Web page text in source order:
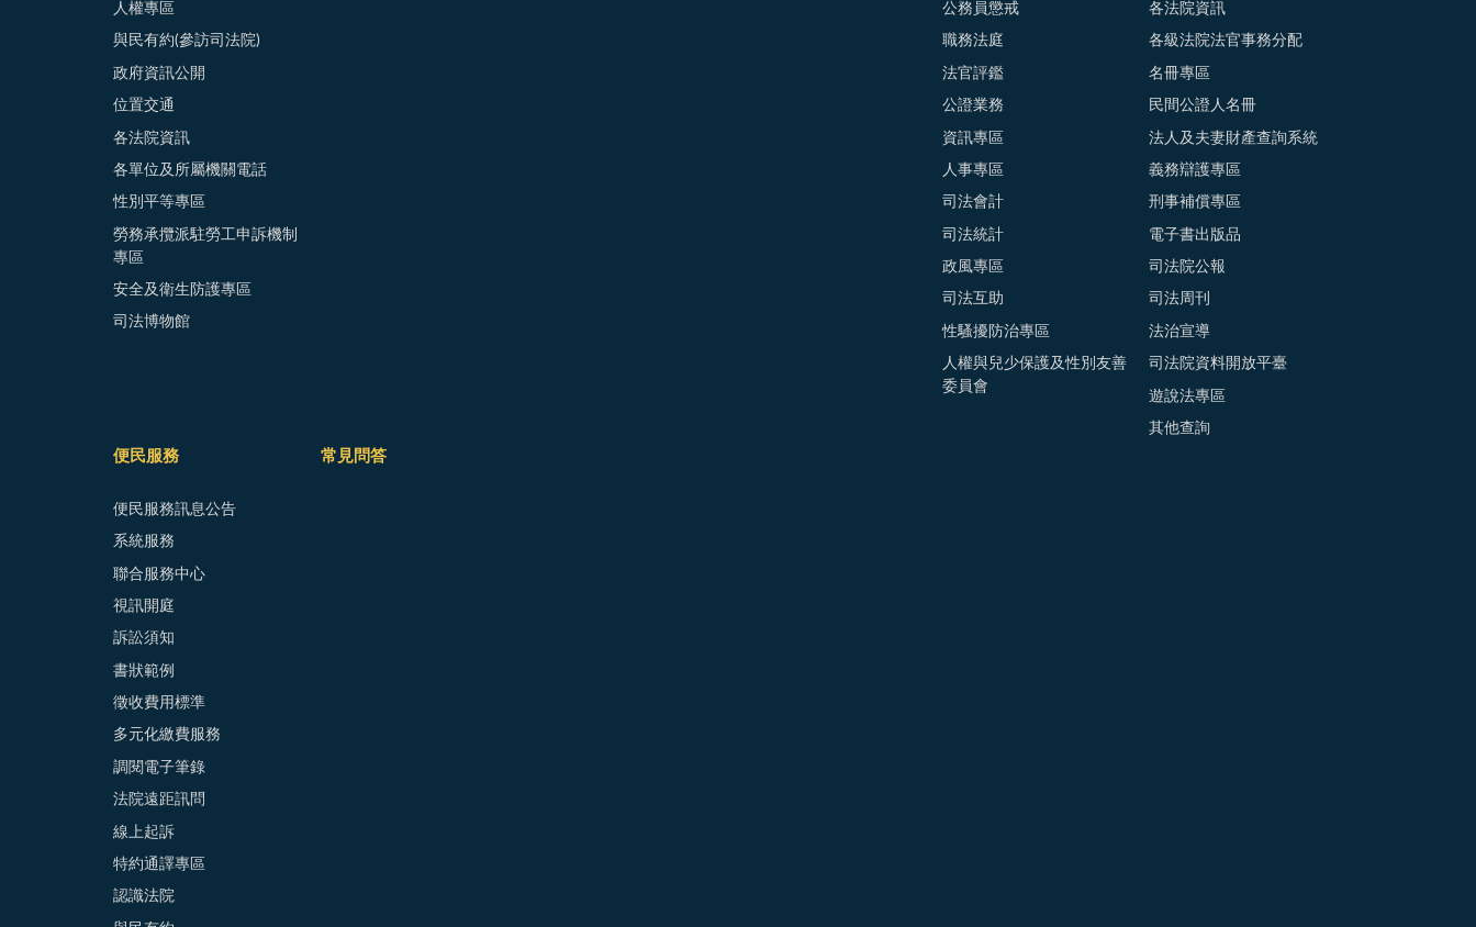
人權專區
與民有約(參訪司法院)
政府資訊公開
位置交通
各法院資訊
各單位及所屬機關電話
性別平等專區
勞務承攬派駐勞工申訴機制
專區
安全及衛生防護專區
司法博物館
公務員懲戒
職務法庭
法官評鑑
公證業務
資訊專區
人事專區
司法會計
司法統計
政風專區
司法互助
性騷擾防治專區
人權與兒少保護及性別友善
委員會
各法院資訊
各級法院法官事務分配
名冊專區
民間公證人名冊
法人及夫妻財產查詢系統
義務辯護專區
刑事補償專區
電子書出版品
司法院公報
司法周刊
法治宣導
司法院資料開放平臺
遊說法專區
其他查詢
便民服務
便民服務訊息公告
系統服務
聯合服務中心
視訊開庭
訴訟須知
書狀範例
徵收費用標準
多元化繳費服務
調閱電子筆錄
法院遠距訊問
線上起訴
特約通譯專區
認識法院
常見問答